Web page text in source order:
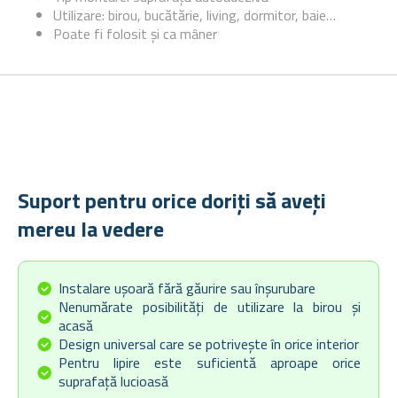
Utilizare: birou, bucătărie, living, dormitor, baie…
Poate fi folosit și ca mâner
Suport pentru orice doriți să aveți
mereu la vedere
Instalare ușoară fără găurire sau înșurubare
Nenumărate posibilități de utilizare la birou și
acasă
Design universal care se potrivește în orice interior
Pentru lipire este suficientă aproape orice
suprafață lucioasă